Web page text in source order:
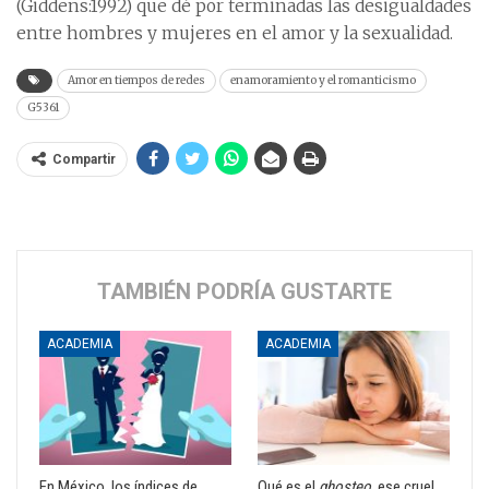
(Giddens:1992) que dé por terminadas las desigualdades
entre hombres y mujeres en el amor y la sexualidad.
Amor en tiempos de redes
enamoramiento y el romanticismo
G5361
Compartir
TAMBIÉN PODRÍA GUSTARTE
ACADEMIA ACADEMIA